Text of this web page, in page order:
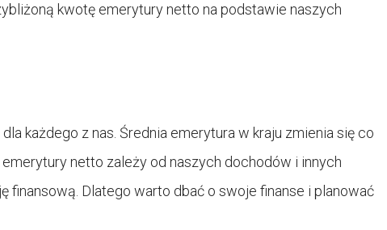
kwotę emerytury netto na podstawie naszych
każdego z nas. Średnia emerytura w kraju zmienia się co
netto zależy od naszych dochodów i innych
finansową. Dlatego warto dbać o swoje finanse i planować